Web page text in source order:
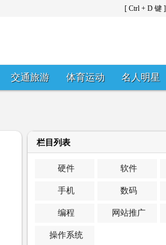
[ Ctrl + D 键 ]
交通旅游 体育运动 名人明星
栏目列表
硬件 软件
手机 数码
编程 网站推广
操作系统